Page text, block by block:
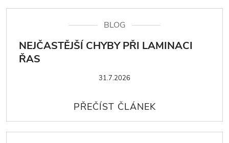
BLOG
NEJČASTĚJŠÍ CHYBY PŘI LAMINACI
ŘAS
31.7.2026